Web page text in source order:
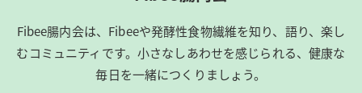
Fibee腸内会は、​Fibeeや発酵性食物繊維を知り、語り、楽し
むコミュニティです。​小さなしあわせを感じられる、健康な
毎日を一緒につくりましょう。